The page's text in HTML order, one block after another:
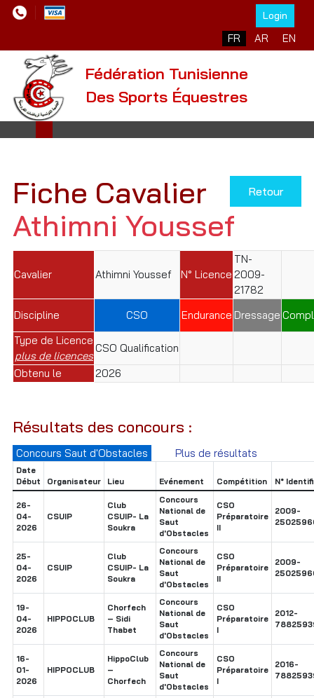
Login
Sélectionnez votre
FR AR EN
Fédération Tunisienne
Des Sports Équestres
Retour
Fiche Cavalier
Athimni Youssef
Cavalier Athimni Youssef N° Licence
TN-
2009-
21782
Discipline
CSO Endurance Dressage
Type de Licence
plus de licences
CSO Qualification
Obtenu le
2026
Résultats des concours :
Concours Saut d'Obstacles Plus de résultats
Date
Début
Organisateur Lieu Evénement Compétition N°
26-
04-
2026
CSUIP
Club
CSUIP- La
Soukra
Concours
National de
Saut
d'Obstacles
CSO
Préparatoire
II
2009-
25-
04-
2026
CSUIP
Club
CSUIP- La
Soukra
Concours
National de
Saut
d'Obstacles
CSO
Préparatoire
II
2009-
19-
04-
2026
HIPPOCLUB
Chorfech
– Sidi
Thabet
Concours
National de
Saut
d'Obstacles
CSO
Préparatoire
I
2012-
16-
01-
2026
HIPPOCLUB
HippoClub
–
Chorfech
Concours
National de
Saut
d'Obstacles
CSO
Préparatoire
I
2016-